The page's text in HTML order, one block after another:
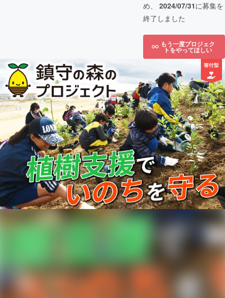
め、 2024/07/31に募集を
終了しました
もう一度プロジェク
トをやってほしい